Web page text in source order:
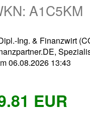
A1C5KM
Ing. & Finanzwirt
06.08.2026 13:43
EUR